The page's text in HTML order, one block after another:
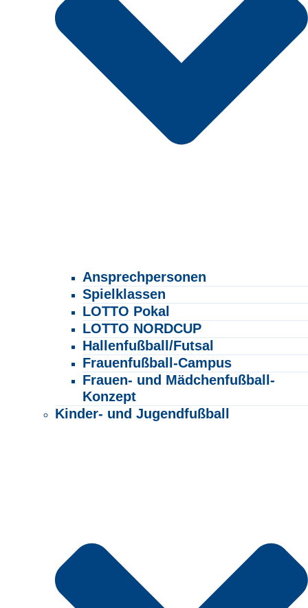
Ansprechpersonen
Spielklassen
LOTTO Pokal
LOTTO NORDCUP
Hallenfußball/Futsal
Frauenfußball-Campus
Frauen- und Mädchenfußball-
Konzept
Kinder- und Jugendfußball